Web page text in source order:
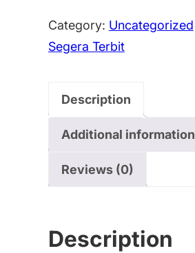
Category: Uncategorized
Segera Terbit
Description
Additional information
Reviews (0)
Description